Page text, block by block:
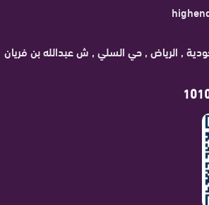
, الرياض , حي السلي , ش عبدالله بن فريان